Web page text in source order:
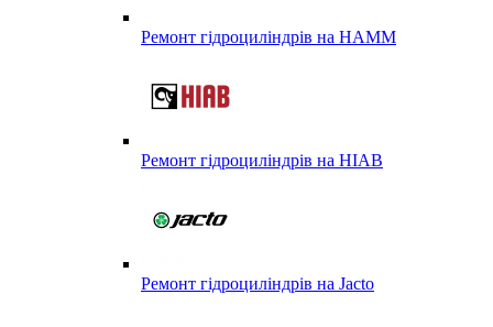
Ремонт гідроциліндрів на HAMM
Ремонт гідроциліндрів на HIAB
Ремонт гідроциліндрів на Jacto